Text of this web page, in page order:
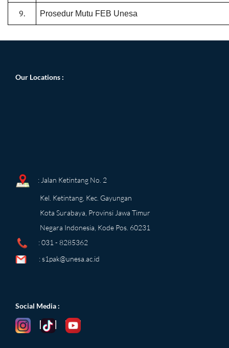
9. Prosedur Mutu FEB Unesa
Our Locations :
: Jalan Ketintang No. 2
Kel. Ketintang, Kec. Gayungan
Kota Surabaya, Provinsi Jawa Timur
Negara Indonesia, Kode Pos. 60231
: 031 - 8285362
:s1pak@unesa.ac.id
Social Media :